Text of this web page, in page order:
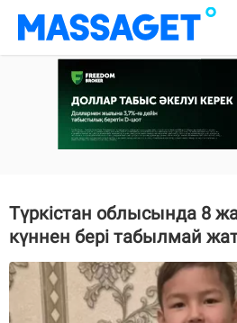
Түркістан облысында 8
күннен бері табылмай